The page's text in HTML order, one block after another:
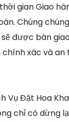
gian Giao
Chúng
được bàn
chính xác và
Vụ Đặt Hoa
chỉ có dừng